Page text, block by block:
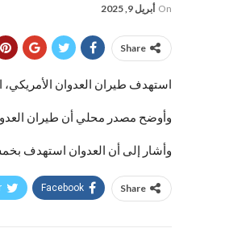
On أبريل 9, 2025
Share
استهدف طيران العدوان
وأوضح مصدر محلي أن طيران
وأشار إلى أن العدوان استهدف
Share
Facebook